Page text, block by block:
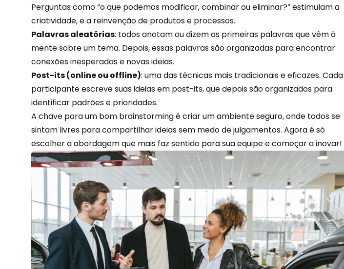
Perguntas como “o que podemos modificar, combinar ou eliminar?” estimulam a
criatividade, e a reinvenção de produtos e processos.
Palavras aleatórias: todos anotam ou dizem as primeiras palavras que vêm à
mente sobre um tema. Depois, essas palavras são organizadas para encontrar
conexões inesperadase novas ideias.
Post-its (online ou offline): uma das técnicas mais tradicionais e eficazes. Cada
participante escreve suas ideias em post-its, que depois são organizados para
identificar padrões e prioridades.
A chave para um bom brainstorming é criar um ambiente seguro, onde todos se
sintam livres para compartilhar ideias sem medo de julgamentos. Agora é só
escolher a abordagem que mais faz sentido para sua equipe e começar a inovar!